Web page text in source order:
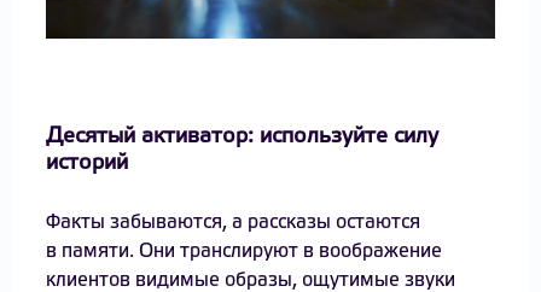
Десятый активатор: используйте силу
историй
Факты забываются, а рассказы остаются
в памяти. Они транслируют в воображение
клиентов видимые образы, ощутимые звуки